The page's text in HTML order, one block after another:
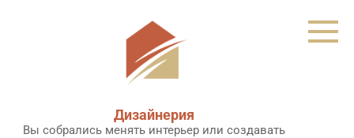
Дизайнерия
Вы собрались менять интерьер или создавать